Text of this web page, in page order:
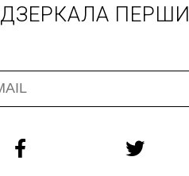
ДЗЕРКАЛА